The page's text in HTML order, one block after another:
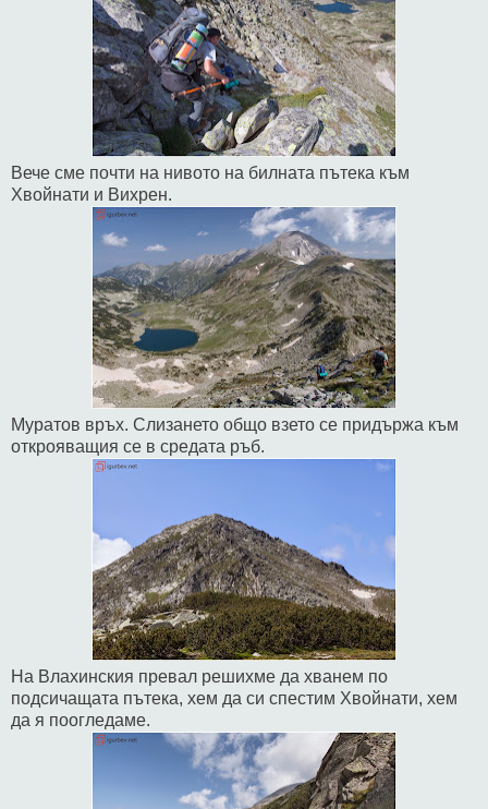
Вече сме почти на нивото на билната пътека към
Хвойнати и Вихрен.
Муратов връх. Слизането общо взето се придържа към
открояващия се в средата ръб.
На Влахинския превал решихме да хванем по
подсичащата пътека, хем да си спестим Хвойнати, хем
да я поогледаме.